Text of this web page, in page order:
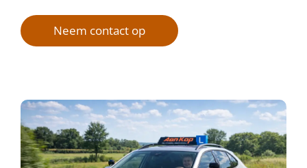
Neem contact op